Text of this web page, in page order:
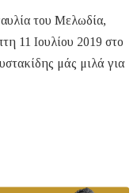
του Μελωδία,
11 Ιουλίου 2019 στο
μάς μιλά για